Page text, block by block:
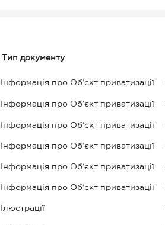
Тип документу
Інформація про Об’єкт приватизації
Інформація про Об’єкт приватизації
Інформація про Об’єкт приватизації
Інформація про Об’єкт приватизації
Інформація про Об’єкт приватизації
Інформація про Об’єкт приватизації
Ілюстрації